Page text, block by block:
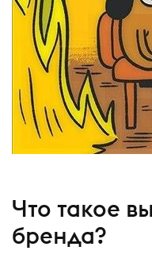
Что такое
бренда?